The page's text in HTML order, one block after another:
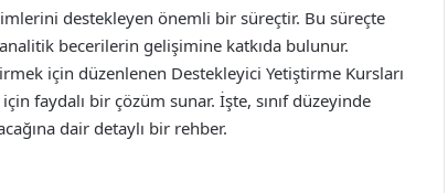
destekleyen önemli bir süreçtir. Bu süreçte
becerilerin gelişimine katkıda bulunur.
için düzenlenen Destekleyici Yetiştirme Kursları
faydalı bir çözüm sunar. İşte, sınıf düzeyinde
dair detaylı bir rehber.